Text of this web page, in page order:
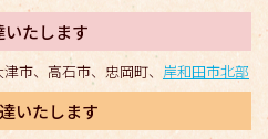
たします
市、高石市、忠岡町、 岸和田市北部
いたします